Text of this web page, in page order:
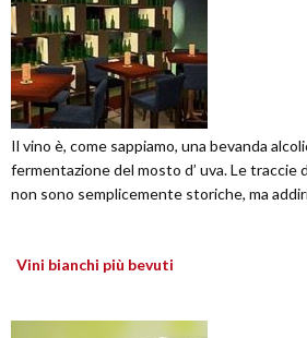
Il vino è, come sappiamo, una bevanda
fermentazione del mosto d’ uva. Le traccie
non sono semplicemente storiche, ma
Vini bianchi più bevuti